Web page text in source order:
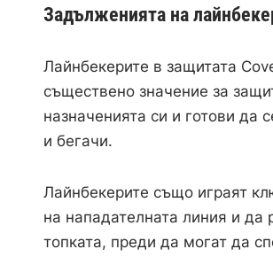
Задълженията на
Лайнбекерите в защитата
съществено значение за
назначенията си и готови да
и бегачи.
Лайнбекерите също играят
на нападателната линия и да
топката, преди да могат да